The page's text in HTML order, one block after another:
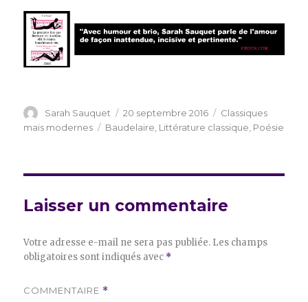
Auteur
Sarah Sauquet
Publié
le
20 septembre 2016 Catégories
Classiques
mais modernes
Étiquettes
Baudelaire Littérature classique Poésie
Laisser un commentaire
Votre adresse e-mail ne sera pas publiée. Les champs
obligatoires sont indiqués avec *
COMMENTAIRE *